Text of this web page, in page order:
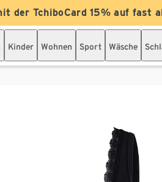
der TchiboCard 15% auf fast
Kinder Wohnen Sport Wäsche